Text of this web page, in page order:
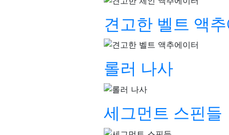
견고한 벨트 액
롤러 나사
세그먼트 스핀들